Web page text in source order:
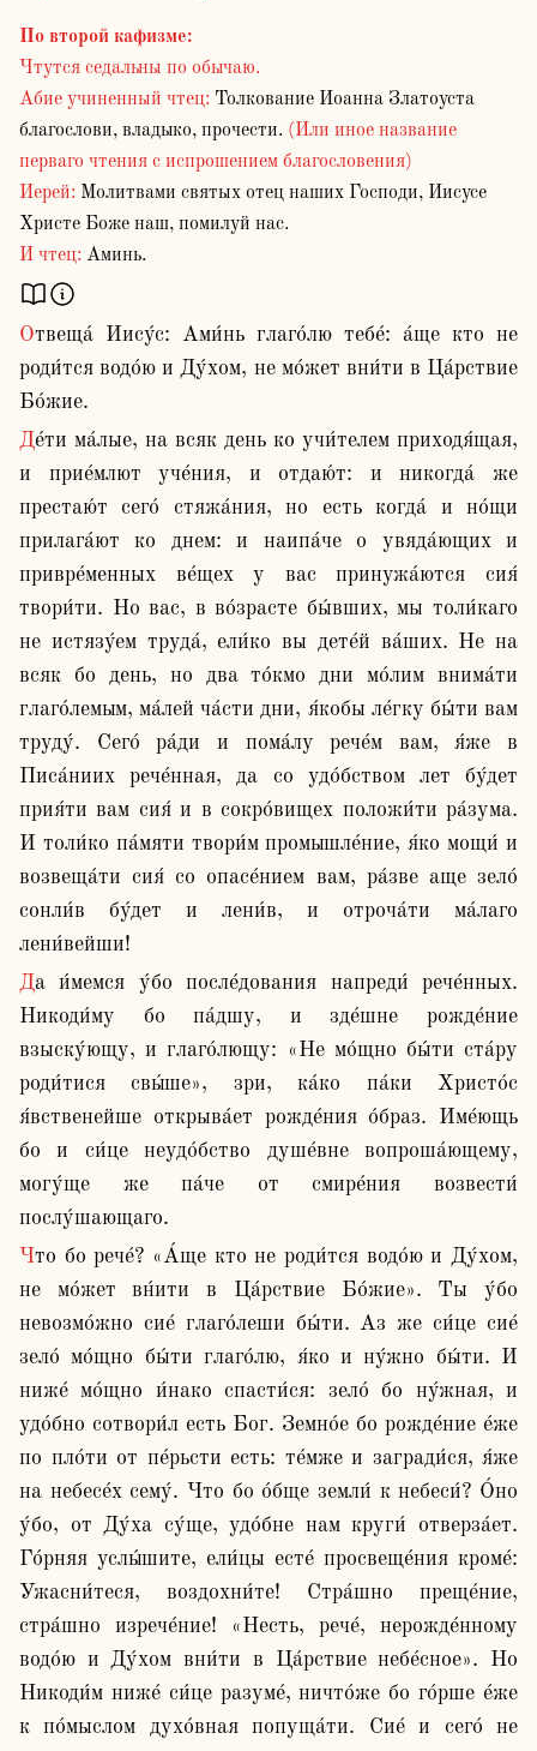
По второй кафизме:
Чтутся седальны по обычаю.
Абие учиненный чтец: Толкование Иоанна Златоуста
благослови, владыко, прочести. (Или иное название
перваго чтения с испрошением благословения)
Иерей: Молитвами святых отец наших Господи, Иисусе
Христе Боже наш, помилуй нас.
И чтец: Аминь.
Отвеща́ Иису́с: Ами́нь глаго́лю тебе́: а́ще кто не
роди́тся водо́ю и Ду́хом, не мо́жет вни́ти в Ца́рствие
Бо́жие.
Де́ти ма́лые, на всяк день ко учи́телем приходя́щая,
и прие́млют уче́ния, и отдаю́т: и никогда́ же
престаю́т сего́ стяжа́ния, но есть когда́ и но́щи
прилага́ют ко днем: и наипа́че о увяда́ющих и
привре́менных ве́щех у вас принужа́ются сия́
твори́ти. Но вас, в во́зрасте бы́вших, мы толи́каго
не истязу́ем труда́, ели́ко вы дете́й ва́ших. Не на
всяк бо день, но два то́кмо дни мо́лим внима́ти
глаго́лемым, ма́лей ча́сти дни, я́кобы ле́гку бы́ти вам
труду́. Сего́ ра́ди и пома́лу рече́м вам, я́же в
Писа́ниих рече́нная, да со удо́бством лет бу́дет
прия́ти вам сия́ и в сокро́вищех положи́ти ра́зума.
И толи́ко па́мяти твори́м промышле́ние, я́ко мощи́ и
возвеща́ти сия́ со опасе́нием вам, ра́зве аще зело́
сонли́в бу́дет и лени́в, и отроча́ти ма́лаго
лени́вейши!
Да и́мемся у́бо после́дования напреди́ рече́нных.
Никоди́му бо па́дшу, и зде́шне рожде́ние
взыску́ющу, и глаго́лющу: «Не мо́щно бы́ти ста́ру
роди́тися свы́ше», зри, ка́ко па́ки Христо́с
я́вственейше открыва́ет рожде́ния о́браз. Име́ющь
бо и си́це неудо́бство душе́вне вопроша́ющему,
могу́ще же па́че от смире́ния возвести́
послу́шающаго.
Что бо рече́? «А́ще кто не роди́тся водо́ю и Ду́хом,
не мо́жет вн́ити в Ца́рствие Бо́жие». Ты у́бо
невозмо́жно сие́ глаго́леши бы́ти. Аз же си́це сие́
зело́ мо́щно бы́ти глаго́лю, я́ко и ну́жно бы́ти. И
ниже́ мо́щно и́нако спасти́ся: зело́ бо ну́жная, и
удо́бно сотвори́л есть Бог. Земно́е бо рожде́ние е́же
по пло́ти от пе́рьсти есть: те́мже и загради́ся, я́же
на небесе́х сему́. Что бо о́бще земли́ к небеси́? О́но
у́бо, от Ду́ха су́ще, удо́бне нам круги́ отверза́ет.
Го́рняя услы́шите, ели́цы есте́ просвеще́ния кроме́:
Ужасни́теся, воздохни́те! Стра́шно преще́ние,
стра́шно изрече́ние! «Несть, рече́, нерожде́нному
водо́ю и Ду́хом вни́ти в Ца́рствие небе́сное». Но
Никоди́м ниже́ си́це разуме́, ничто́же бо го́рше е́же
к по́мыслом духо́вная попуща́ти. Сие́ и сего́ не